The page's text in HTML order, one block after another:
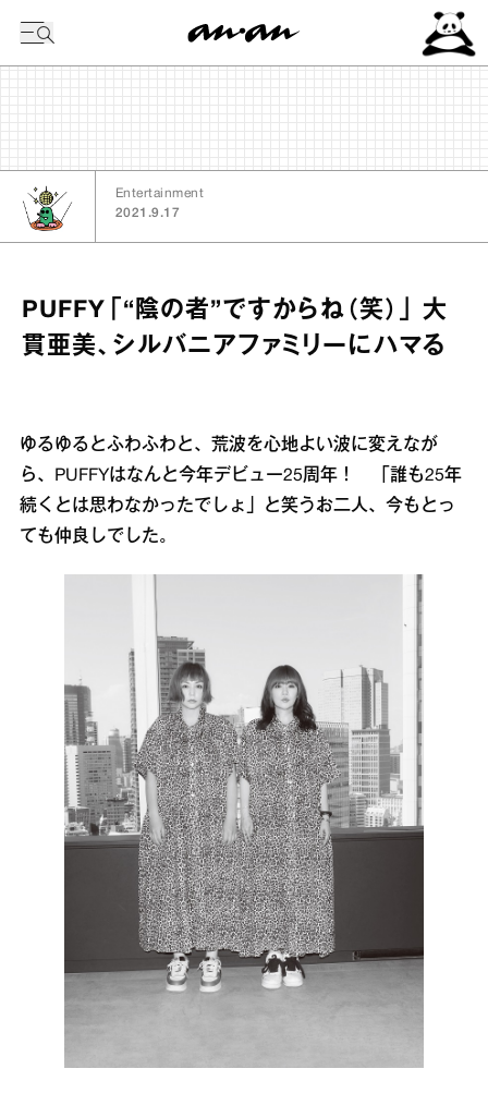
Entertainment
2021.9.17
PUFFY「“陰の者”ですからね（笑）」 大
貫亜美、シルバニアファミリーにハマる
ゆるゆるとふわふわと、荒波を心地よい波に変えなが
ら、PUFFYはなんと今年デビュー25周年！ 「誰も25年
続くとは思わなかったでしょ」と笑うお二人、今もとっ
ても仲良しでした。